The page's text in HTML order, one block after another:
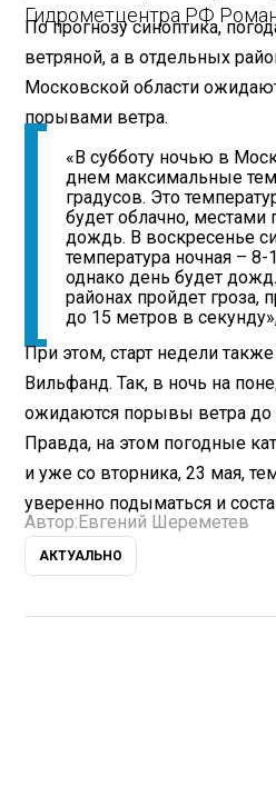
Гидрометцентра РФ
По прогнозу синоптика,
ветряной, а в отдельных
Московской области
порывами ветра.
«В субботу ночью в
днем максимальные
градусов. Это
будет облачно,
дождь. В воскресенье
температура ночная –
однако день будет
районах пройдет гроза,
до 15 метров в
При этом, старт недели
Вильфанд. Так, в ночь на
ожидаются порывы ветра до
Правда, на этом погодные
и уже со вторника, 23 мая,
уверенно подыматься и
Автор: Евгений Шереметев
АКТУАЛЬНО